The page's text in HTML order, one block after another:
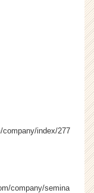
company/index/277
company/semina